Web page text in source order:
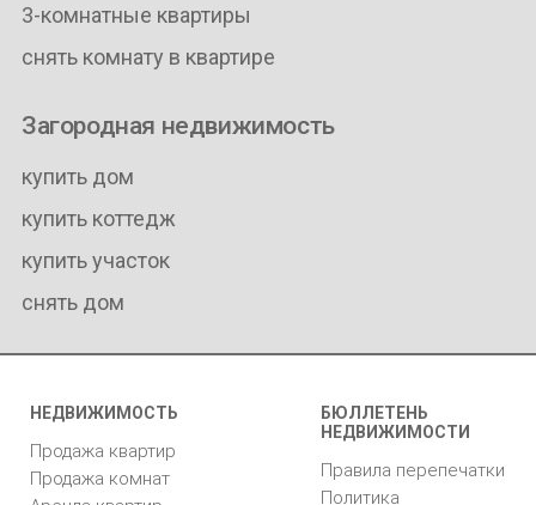
3-комнатные квартиры
снять комнату в квартире
Загородная недвижимость
купить дом
купить коттедж
купить участок
снять дом
НЕДВИЖИМОСТЬ
Продажа квартир
Продажа комнат
БЮЛЛЕТЕНЬ
НЕДВИЖИМОСТИ
Правила перепечатки
Политика